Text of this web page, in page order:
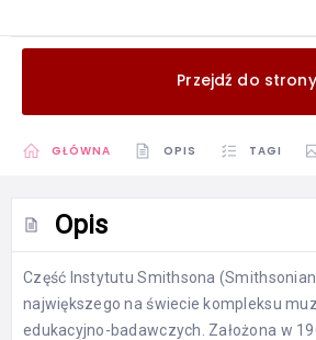
Przejdź do strony
GŁÓWNA OPIS TAGI
Opis
Część Instytutu Smithsona
największego na świecie kompleksu
edukacyjno-badawczych. Założona w